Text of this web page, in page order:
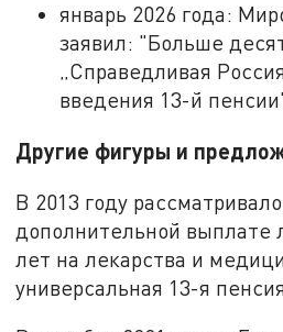
январь 2026 года:
заявил: "Больше
„Справедливая
введения 13-й
Другие фигуры и
В 2013 году
дополнительной выплате
лет на лекарства и
универсальная 13-я